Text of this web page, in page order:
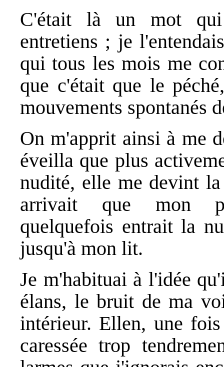
C'était là un mot qui
entretiens ; je
qui tous les mois me
que c'était que le
mouvements spontanés
On m'apprit ainsi à me
éveilla que plus
nudité, elle me devint
arrivait que mon
quelquefois entrait la
jusqu'à mon lit.
Je m'habituai à l'idée
élans, le bruit de ma
intérieur. Ellen, une
caressée trop